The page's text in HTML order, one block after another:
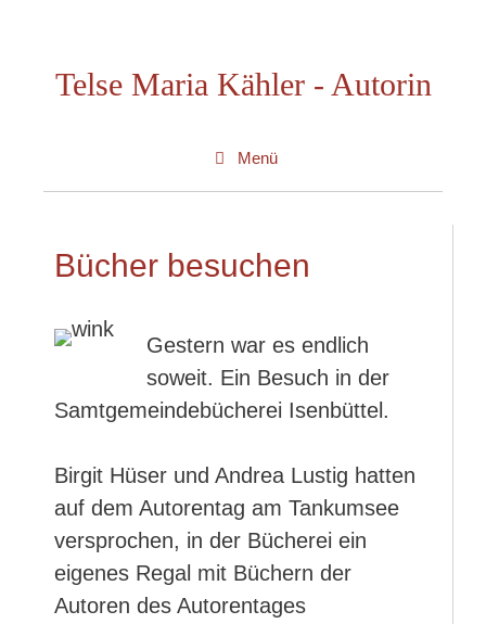
springenTelse Maria Kähler - Autorin
Menü
Bücher besuchen
Gestern war es endlich
soweit. Ein Besuch in der
Samtgemeindebücherei Isenbüttel.
Birgit Hüser und Andrea Lustig hatten
auf dem Autorentag am Tankumsee
versprochen, in der Bücherei ein
eigenes Regal mit Büchern der
Autoren des Autorentages